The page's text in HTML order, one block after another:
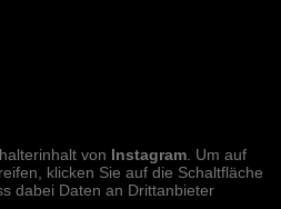
von Instagram . Um auf
klicken Sie auf die Schaltfläche
dabei Daten an Drittanbieter